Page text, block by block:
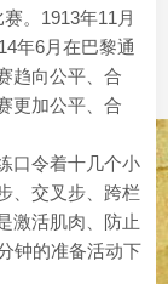
。1913年11月
年6月在巴黎通
趋向公平、合
更加公平、合
口令着十几个小
、交叉步、跨栏
激活肌肉、防止
钟的准备活动下